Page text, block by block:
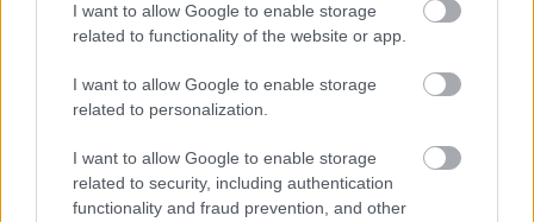
I want to allow Google to enable storage
related to functionality of the website or app.
I want to allow Google to enable storage
related to personalization.
I want to allow Google to enable storage
related to security, including authentication
functionality and fraud prevention, and other